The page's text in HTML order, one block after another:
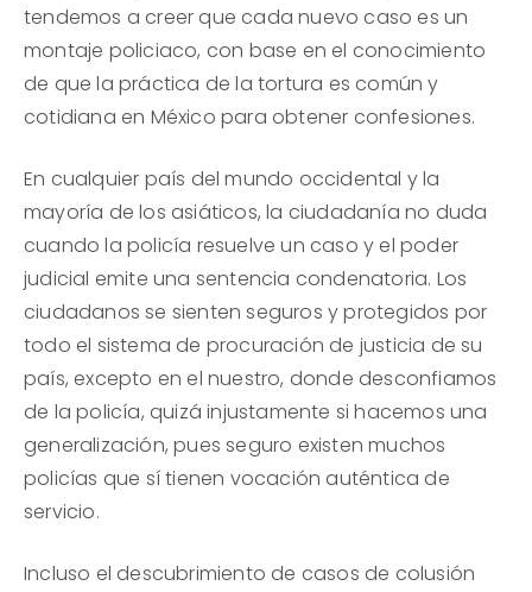
tendemos a creer que cada nuevo caso es un
montaje policiaco, con base en el conocimiento
de que la práctica de la tortura es común y
cotidiana en México para obtener confesiones.
En cualquier país del mundo occidental y la
mayoría de los asiáticos, la ciudadanía no duda
cuando la policía resuelve un caso y el poder
judicial emite una sentencia condenatoria. Los
ciudadanos se sienten seguros y protegidos por
todo el sistema de procuración de justicia de su
país, excepto en el nuestro, donde desconfiamos
de la policía, quizá injustamente si hacemos una
generalización, pues seguro existen muchos
policías que sí tienen vocación auténtica de
servicio.
Incluso el descubrimiento de casos de colusión